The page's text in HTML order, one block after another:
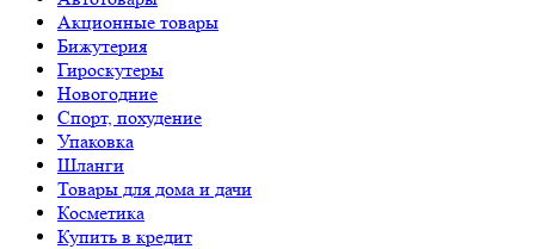
Акционные товары
Бижутерия
Гироскутеры
Новогодние
Спорт, похудение
Упаковка
Шланги
Товары для дома и дачи
Косметика
Купить в кредит